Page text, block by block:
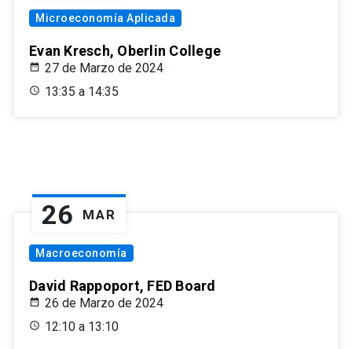
Microeconomía Aplicada
Evan Kresch, Oberlin College
27 de Marzo de 2024
13:35 a 14:35
26 MAR
Macroeconomía
David Rappoport, FED Board
26 de Marzo de 2024
12:10 a 13:10